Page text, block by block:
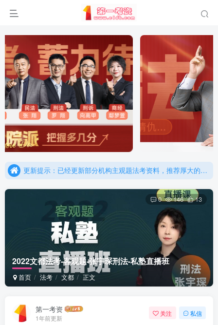
重要通知：因网站调整，现已经关闭手机号登录，请手机注册用户及时添加客服微信（微信号：dykz180），客服会协助将登陆方式更改为邮箱登录！
更新提示：已经更新部分机构主观题法考资料，推荐厚大的考点清单，高清版，特别适合学习！
更新提示：已经更新部分机构主观题法考资料，推荐厚大的考点清单，高清版，特别适合学习！
2022文都法考-客观题-张宇琛刑法-私塾直播班
首页 法考 文都 正文
0 146 13
第一考资
1年前更新
关注 私信